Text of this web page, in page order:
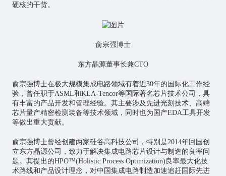
硬核的干货。
俞宗强博士
东方晶源董事长兼CTO
俞宗强博士在极大规模集成电路领域有着近30年的国际化工作经
验，曾任职于ASML和KLA-Tencor等国际著名芯片技术公司，具
有丰富的产品开发和管理经验。其主要涉及先进光刻技术、高端
芯片量产精密检测装备等技术领域，同时也为国产EDA工具开发
等做出重大贡献。
俞宗强博士曾经创建两家硅谷高科技公司，特别是2014年回国创
立东方晶源公司，致力于解决集成电路芯片设计与制造的良率问
题。其提出的HPO™(Holistic Process Optimization)良率最大化技
术路线和产品设计理念，对中国集成电路制造加速追赶国际先进